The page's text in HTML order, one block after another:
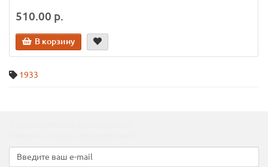
510.00 р.
В корзину
1933